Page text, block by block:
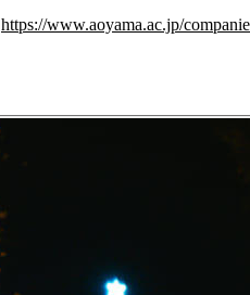
https://www.aoyama.ac.jp/